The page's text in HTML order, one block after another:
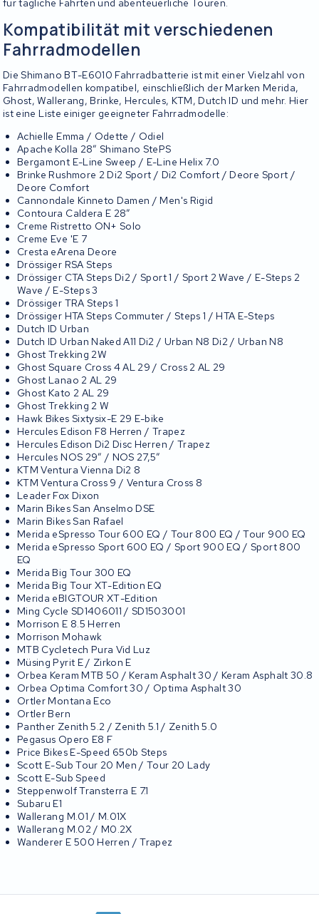
für tägliche Fahrten und abenteuerliche Touren.
Kompatibilität mit verschiedenen
Fahrradmodellen
Die Shimano BT-E6010 Fahrradbatterie ist mit einer Vielzahl von
Fahrradmodellen kompatibel, einschließlich der Marken Merida,
Ghost, Wallerang, Brinke, Hercules, KTM, Dutch ID und mehr. Hier
ist eine Liste einiger geeigneter Fahrradmodelle:
Achielle Emma / Odette / Odiel
Apache Kolla 28″ Shimano StePS
Bergamont E-Line Sweep / E-Line Helix 7.0
Brinke Rushmore 2 Di2 Sport / Di2 Comfort / Deore Sport /
Deore Comfort
Cannondale Kinneto Damen / Men's Rigid
Contoura Caldera E 28″
Creme Ristretto ON+ Solo
Creme Eve 'E 7
Cresta eArena Deore
Drössiger RSA Steps
Drössiger CTA Steps Di2 / Sport 1 / Sport 2 Wave / E-Steps 2
Wave / E-Steps 3
Drössiger TRA Steps 1
Drössiger HTA Steps Commuter / Steps 1 / HTA E-Steps
Dutch ID Urban
Dutch ID Urban Naked A11 Di2 / Urban N8 Di2 / Urban N8
Ghost Trekking 2W
Ghost Square Cross 4 AL 29 / Cross 2 AL 29
Ghost Lanao 2 AL 29
Ghost Kato 2 AL 29
Ghost Trekking 2 W
Hawk Bikes Sixtysix-E 29 E-bike
Hercules Edison F8 Herren / Trapez
Hercules Edison Di2 Disc Herren / Trapez
Hercules NOS 29″ / NOS 27,5″
KTM Ventura Vienna Di2 8
KTM Ventura Cross 9 / Ventura Cross 8
Leader Fox Dixon
Marin Bikes San Anselmo DSE
Marin Bikes San Rafael
Merida eSpresso Tour 600 EQ / Tour 800 EQ / Tour 900 EQ
Merida eSpresso Sport 600 EQ / Sport 900 EQ / Sport 800
EQ
Merida Big Tour 300 EQ
Merida Big Tour XT-Edition EQ
Merida eBIG.TOUR XT-Edition
Ming Cycle SD1406011 / SD1503001
Morrison E 8.5 Herren
Morrison Mohawk
MTB Cycletech Pura Vid Luz
Müsing Pyrit E / Zirkon E
Orbea Keram MTB 50 / Keram Asphalt 30 / Keram Asphalt 30.8
Orbea Optima Comfort 30 / Optima Asphalt 30
Ortler Montana Eco
Ortler Bern
Panther Zenith 5.2 / Zenith 5.1 / Zenith 5.0
Pegasus Opero E8 F
Price Bikes E-Speed 650b Steps
Scott E-Sub Tour 20 Men / Tour 20 Lady
Scott E-Sub Speed
Steppenwolf Transterra E 7.1
Subaru E1
Wallerang M.01 / M.01X
Wallerang M.02 / M0.2X
Wanderer E 500 Herren / Trapez